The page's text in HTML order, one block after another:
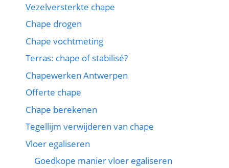
Vezelversterkte chape
Chape drogen
Chape vochtmeting
Terras: chape of stabilisé?
Chapewerken Antwerpen
Offerte chape
Chape berekenen
Tegellijm verwijderen van chape
Vloer egaliseren
Goedkope manier vloer egaliseren